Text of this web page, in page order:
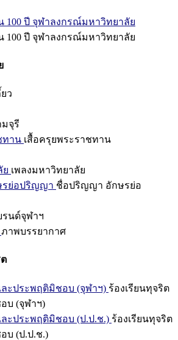
100 ปี จุฬาลงกรณ์มหาวิทยาลัย
100 ปี จุฬาลงกรณ์มหาวิทยาลัย
ว
จุรี
ทาน เสื้อครุยพระราชทาน
ย เพลงมหาวิทยาลัย
ย่อปริญญา ชื่อปริญญา อักษรย่อ
รนด์จุฬาฯ
ภาพบรรยากาศ
ละประพฤติมิชอบ (จุฬาฯ) ร้องเรียนทุจริต
บ (จุฬาฯ)
ละประพฤติมิชอบ (ป.ป.ช.) ร้องเรียนทุจริต
บ (ป.ป.ช.)